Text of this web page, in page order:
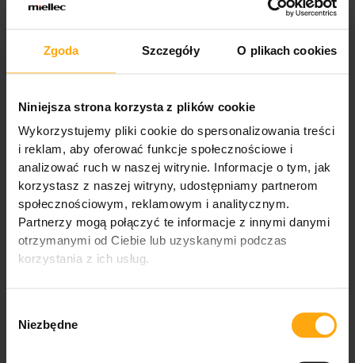
Zgoda Szczegóły O plikach cookies
Niniejsza strona korzysta z plików cookie
Wykorzystujemy pliki cookie do spersonalizowania treści
i reklam, aby oferować funkcje społecznościowe i
analizować ruch w naszej witrynie. Informacje o tym, jak
korzystasz z naszej witryny, udostępniamy partnerom
społecznościowym, reklamowym i analitycznym.
Partnerzy mogą połączyć te informacje z innymi danymi
otrzymanymi od Ciebie lub uzyskanymi podczas
korzystania z ich usług.
zgody
Niezbędne
Udział w szkoleniu jest bezpłatny i otwarty dla instalatorów
ograniczona — zarejestruj się wcześniej, aby zagwarantować
sobie uczestnictwo.